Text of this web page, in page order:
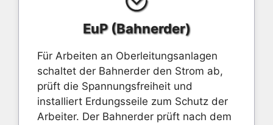
EuP (Bahnerder)
Für Arbeiten an Oberleitungsanlagen
schaltet der Bahnerder den Strom ab,
prüft die Spannungsfreiheit und
installiert Erdungsseile zum Schutz der
Arbeiter. Der Bahnerder prüft nach dem